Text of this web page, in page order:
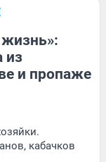
из
и пропаже
кабачков